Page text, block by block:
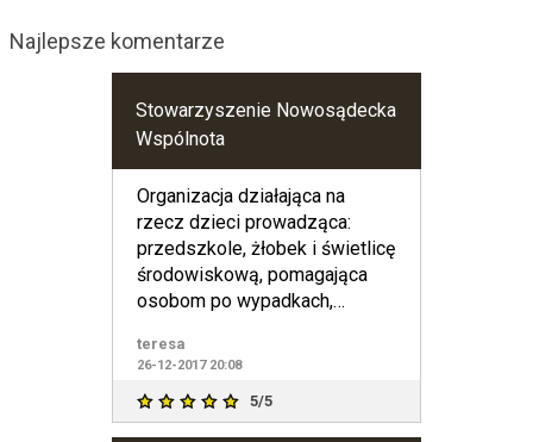
Najlepsze komentarze
Stowarzyszenie Nowosądecka
Wspólnota
Organizacja działająca na
rzecz dzieci prowadząca:
przedszkole, żłobek i świetlicę
środowiskową, pomagająca
osobom po wypadkach,
badania
teresa
26-12-2017 20:08
5/5